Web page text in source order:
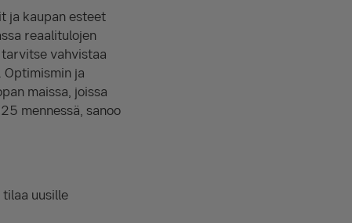
ja kaupan esteet
reaalitulojen
vahvistaa
Optimismin ja
maissa, joissa
mennessä, sanoo
uusille